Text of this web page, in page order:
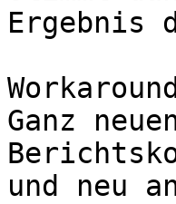
Ergebnis
Ganz
und neu